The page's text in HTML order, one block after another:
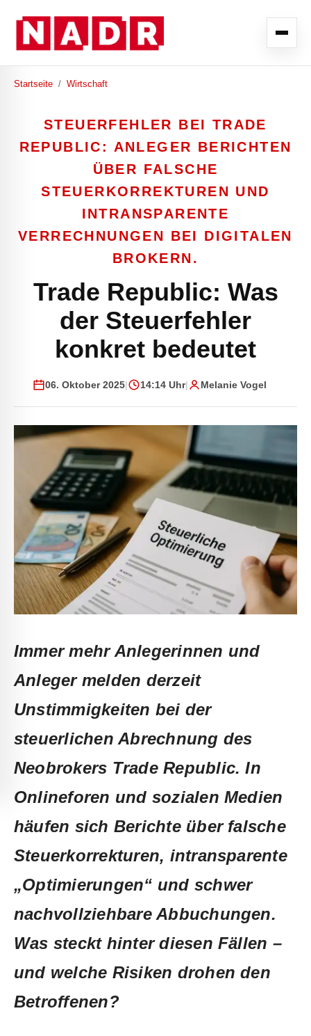
Startseite / Wirtschaft
STEUERFEHLER BEI TRADE
REPUBLIC: ANLEGER BERICHTEN
ÜBER FALSCHE
STEUERKORREKTUREN UND
INTRANSPARENTE
VERRECHNUNGEN BEI DIGITALEN
BROKERN.
Trade Republic: Was
der Steuerfehler
konkret bedeutet
06. Oktober 2025| 14:14 Uhr| Melanie Vogel
Immer mehr Anlegerinnen und
Anleger melden derzeit
Unstimmigkeiten bei der
steuerlichen Abrechnung des
Neobrokers Trade Republic. In
Onlineforen und sozialen Medien
häufen sich Berichte über falsche
Steuerkorrekturen, intransparente
„Optimierungen“ und schwer
nachvollziehbare Abbuchungen.
Was steckt hinter diesen Fällen –
und welche Risiken drohen den
Betroffenen?